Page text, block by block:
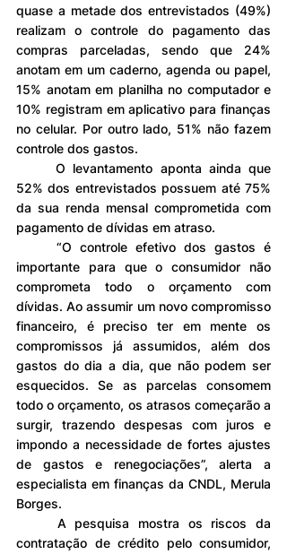
quase a metade dos entrevistados (49%)
realizam o controle do pagamento das
compras parceladas, sendo que 24%
anotam em um caderno, agenda ou papel,
15% anotam em planilha no computador e
10% registram em aplicativo para finanças
no celular. Por outro lado, 51% não fazem
controle dos gastos.
	O levantamento aponta ainda que
52% dos entrevistados possuem até 75%
da sua renda mensal comprometida com
pagamento de dívidas em atraso.
importante para que o consumidor não
comprometa todo o orçamento com
dívidas. Ao assumir um novo compromisso
financeiro, é preciso ter em mente os
compromissos já assumidos, além dos
gastos do dia a dia, que não podem ser
esquecidos. Se as parcelas consomem
todo o orçamento, os atrasos começarão a
surgir, trazendo despesas com juros e
impondo a necessidade de fortes ajustes
de gastos e renegociações”, alerta a
especialista em finanças da CNDL, Merula
Borges.
contratação de crédito pelo consumidor,